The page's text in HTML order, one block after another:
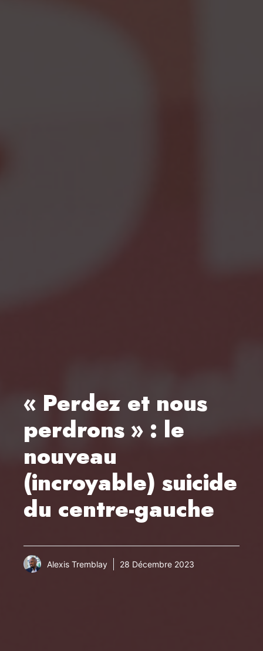
« Perdez et nous
perdrons » : le
nouveau
(incroyable) suicide
du centre-gauche
Alexis Tremblay 28 Décembre 2023